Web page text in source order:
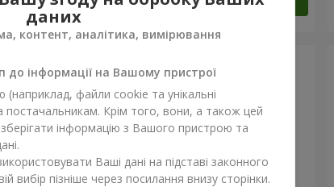
даних
контент, аналітика, вимірювання
до інформації на Вашому пристрої
файли cookie та унікальні
постачальникам. Крім того, вони, а також цей
інформацію з Вашого пристрою та
Ваші дані на підставі законного
вибір пізніше через посилання внизу сторінки.